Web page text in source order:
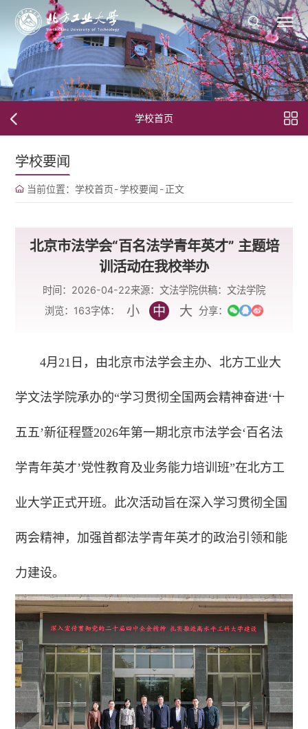
学校首页
学校要闻
当前位置： 学校首页-学校要闻 -正文
北京市法学会“百名法学青年英才” 主题培
训活动在我校举办
时间：2026-04-22来源：文法学院供稿：文法学院
浏览： 163字体： 小 中 大 分享：
4月21日，由北京市法学会主办、北方工业大
学文法学院承办的“学习贯彻全国两会精神奋进‘十
五五’新征程暨2026年第一期北京市法学会‘百名法
学青年英才’党性教育及业务能力培训班”在北方工
业大学正式开班。此次活动旨在深入学习贯彻全国
两会精神，加强首都法学青年英才的政治引领和能
力建设。